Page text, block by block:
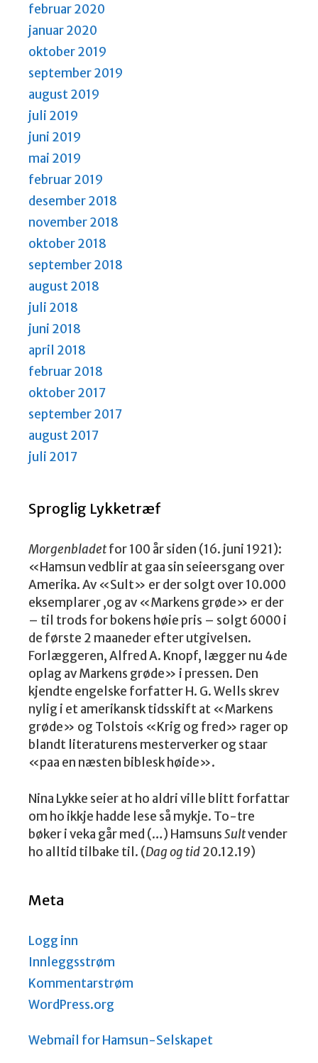
februar 2020
januar 2020
oktober 2019
september 2019
august 2019
juli 2019
juni 2019
mai 2019
februar 2019
desember 2018
november 2018
oktober 2018
september 2018
august 2018
juli 2018
juni 2018
april 2018
februar 2018
oktober 2017
september 2017
august 2017
juli 2017
Sproglig Lykketræf
Morgenbladetfor 100 år siden (16. juni 1921):
«Hamsun vedblir at gaa sin seieersgang over
Amerika. Av «Sult» er der solgt over 10.000
eksemplarer ,og av «Markens grøde» er der
– til trods for bokens høie pris – solgt 6000 i
de første 2 maaneder efter utgivelsen.
Forlæggeren, Alfred A. Knopf, lægger nu 4de
oplag av Markens grøde» i pressen. Den
kjendte engelske forfatter H. G. Wells skrev
nylig i et amerikansk tidsskift at «Markens
grøde» og Tolstois «Krig og fred» rager op
blandt literaturens mesterverker og staar
«paa en næsten biblesk høide».
Nina Lykke seier at ho aldri ville blitt forfattar
om ho ikkje hadde lese så mykje. To-tre
bøker i veka går med (…) HamsunsSultvender
ho alltid tilbake til. (Dag og tid20.12.19)
Meta
Logg inn
Innleggsstrøm
Kommentarstrøm
WordPress.org
Webmail for Hamsun-Selskapet